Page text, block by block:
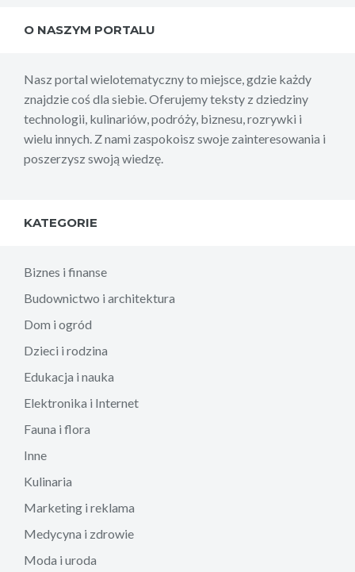
O NASZYM PORTALU
Nasz portal wielotematyczny to miejsce, gdzie każdy
znajdzie coś dla siebie. Oferujemy teksty z dziedziny
technologii, kulinariów, podróży, biznesu, rozrywki i
wielu innych. Z nami zaspokoisz swoje zainteresowania i
poszerzysz swoją wiedzę.
KATEGORIE
Biznes i finanse
Budownictwo i architektura
Dom i ogród
Dzieci i rodzina
Edukacja i nauka
Elektronika i Internet
Fauna i flora
Inne
Kulinaria
Marketing i reklama
Medycyna i zdrowie
Moda i uroda